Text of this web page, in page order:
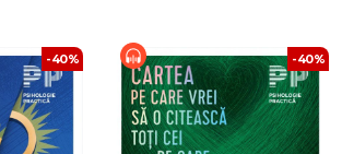
-40% -40%